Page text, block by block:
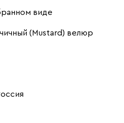
виде
(Mustard) велюр